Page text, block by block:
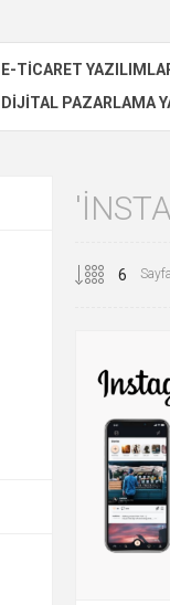
E-TICARET
DIJITAL PAZARLAMA